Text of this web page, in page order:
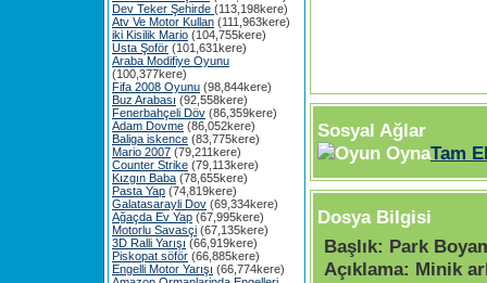
Dev Teker Şehirde (113,198kere)
Atv Ve Motor Kullan (111,963kere)
iki Kisilik Mario (104,755kere)
Usta Şoför (101,631kere)
Araba Modifiye Oyunu
(100,377kere)
Fifa 2008 Oyunu (98,844kere)
Buz Arabası (92,558kere)
Fenerbahçeli Döv (86,359kere)
Adam Dovme (86,052kere)
Baliga iskence (83,775kere)
Mario 2007 (79,211kere)
Counter Strike (79,113kere)
Kızgın Baba (78,655kere)
Pasta Yap (74,819kere)
Galatasarayli Dov (69,334kere)
Ağaçda Ev Yap (67,995kere)
Motorlu Savasçi (67,135kere)
3D Ralli Yarışı (66,919kere)
Piskopat söför (66,885kere)
Engelli Motor Yarışı (66,774kere)
Sosyal Ağlar
Tam
Dosya Bilgisi
Başlık: Park
Açıklama: Minik